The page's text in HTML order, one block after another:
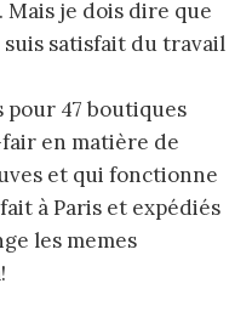
je dois dire que
satisfait du travail
pour 47 boutiques
en matière de
et qui fonctionne
à Paris et expédiés
les memes